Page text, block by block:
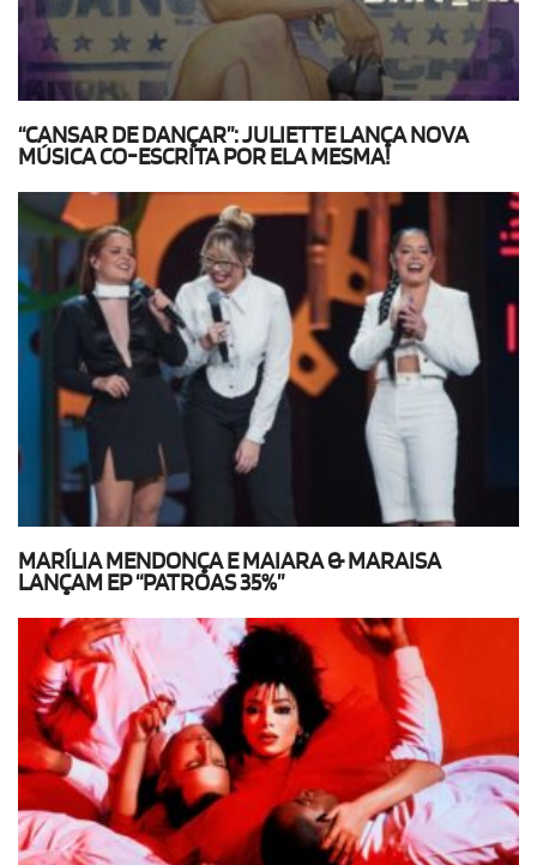
“CANSAR DE DANÇAR”: JULIETTE LANÇA NOVA
MÚSICA CO-ESCRITA POR ELA MESMA!
MARÍLIA MENDONÇA E MAIARA & MARAISA
LANÇAM EP “PATROAS 35%”